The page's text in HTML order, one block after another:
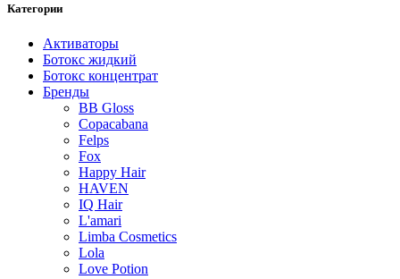
Категории
Активаторы
Ботокс жидкий
Ботокс концентрат
Бренды
BB Gloss
Copacabana
Felps
Fox
Happy Hair
HAVEN
IQ Hair
L'amari
Limba Cosmetics
Lola
Love Potion